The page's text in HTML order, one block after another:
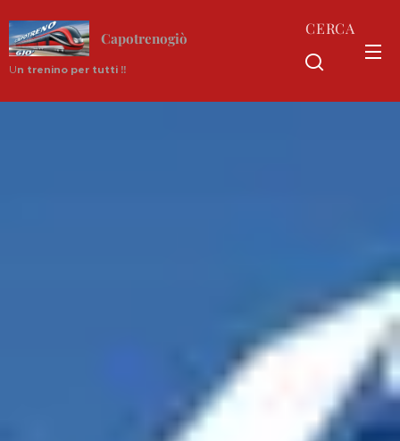
Capotrenogiò
Un trenino per tutti !!
CERCA